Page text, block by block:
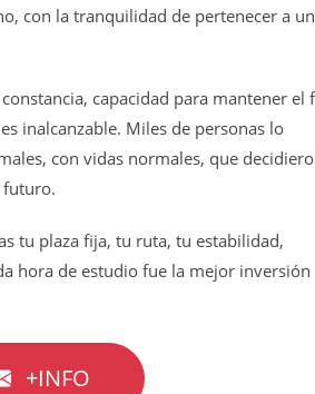
con la tranquilidad de pertenecer a
capacidad para mantener el
inalcanzable. Miles de personas lo
con vidas normales, que
futuro.
tu plaza fija, tu ruta, tu estabilidad,
hora de estudio fue la mejor inversión
+INFO